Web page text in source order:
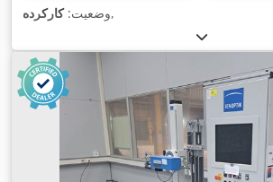
وضعیت:کارکرده ,